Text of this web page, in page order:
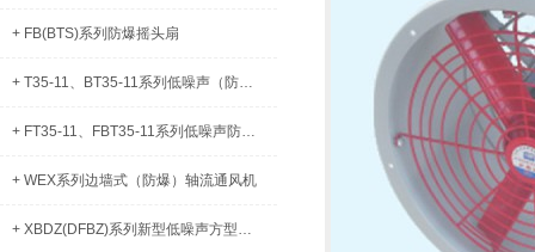
+ FB(BTS)系列防爆摇头扇
+ T35-11、BT35-11系列低噪声（防爆）轴流通风机
+ FT35-11、FBT35-11系列低噪声防腐(防爆)轴流通风机
+ WEX系列边墙式（防爆）轴流通风机
+ XBDZ(DFBZ)系列新型低噪声方型壁式（防爆）轴流风机